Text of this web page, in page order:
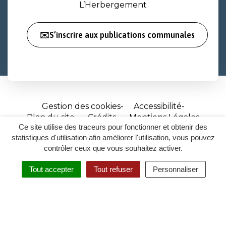
Ce site utilise des traceurs pour fonctionner et obtenir des
statistiques d'utilisation afin améliorer l'utilisation, vous pouvez
contrôler ceux que vous souhaitez activer.
Tout accepter Tout refuser Personnaliser
RECHERCHER
ACCESSIBILITÉ
L’Herbergement
✉️S’inscrire aux publications communales
Gestion des cookies
Accessibilité
Plan du site
Crédits
Mentions Légales
Site
réalisé
par
Inovagora